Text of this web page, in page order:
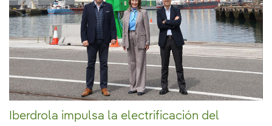
Iberdrola impulsa la electrificación del